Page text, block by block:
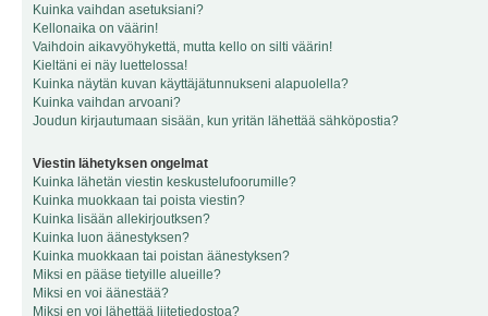
Kuinka vaihdan asetuksiani?
Kellonaika on väärin!
Vaihdoin aikavyöhykettä, mutta kello on silti väärin!
Kieltäni ei näy luettelossa!
Kuinka näytän kuvan käyttäjätunnukseni alapuolella?
Kuinka vaihdan arvoani?
Joudun kirjautumaan sisään, kun yritän lähettää sähköpostia?
Viestin lähetyksen ongelmat
Kuinka lähetän viestin keskustelufoorumille?
Kuinka muokkaan tai poista viestin?
Kuinka lisään allekirjoutksen?
Kuinka luon äänestyksen?
Kuinka muokkaan tai poistan äänestyksen?
Miksi en pääse tietyille alueille?
Miksi en voi äänestää?
Miksi en voi lähettää liitetiedostoa?